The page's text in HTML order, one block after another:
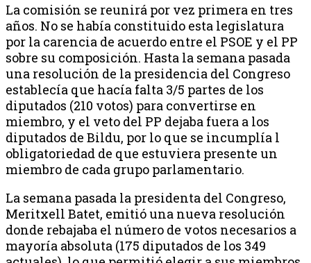
La comisión se reunirá por vez primera en tres
años. No se había constituido esta legislatura
por la carencia de acuerdo entre el PSOE y el PP
sobre su composición. Hasta la semana pasada
una resolución de la presidencia del Congreso
establecía que hacía falta 3/5 partes de los
diputados (210 votos) para convertirse en
miembro, y el veto del PP dejaba fuera a los
diputados de Bildu, por lo que se incumplía l
obligatoriedad de que estuviera presente un
miembro de cada grupo parlamentario.
La semana pasada la presidenta del Congreso,
Meritxell Batet, emitió una nueva resolución
donde rebajaba el número de votos necesarios a
mayoría absoluta (175 diputados de los 349